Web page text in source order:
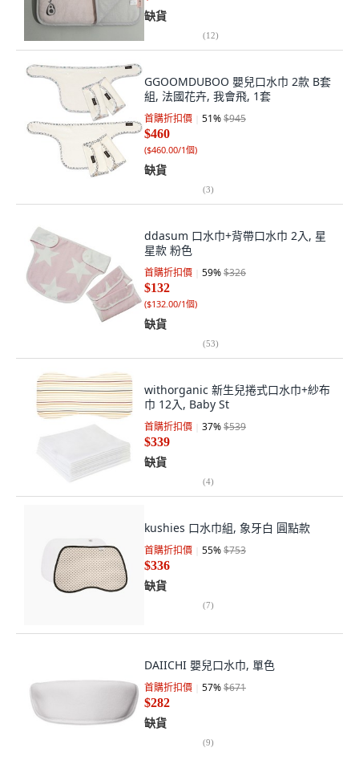
缺貨
(12)
GGOOMDUBOO 嬰兒口水巾 2款 B套
組, 法國花卉, 我會飛, 1套
首購折扣價 51%$945
$460
($460.00/1個)
缺貨
(3)
ddasum 口水巾+背帶口水巾 2入, 星
星款 粉色
首購折扣價 59%$326
$132
($132.00/1個)
缺貨
(53)
withorganic 新生兒捲式口水巾+紗布
巾 12入, Baby St
首購折扣價 37%$539
$339
缺貨
(4)
kushies 口水巾組, 象牙白 圓點款
首購折扣價 55%$753
$336
缺貨
(7)
DAIICHI 嬰兒口水巾, 單色
首購折扣價 57%$671
$282
缺貨
(9)